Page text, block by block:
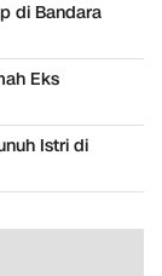
di Bandara
Eks
Istri di